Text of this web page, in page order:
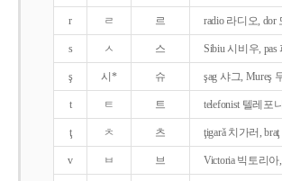
r ㄹ 르 radio 라디오, dor
s ㅅ 스 Sibiu 시비우, pas
ş 시* 슈 şag 샤그, Mureş
t ㅌ 트 telefonist 텔레포
ţ ㅊ 츠 ţigarǎ 치가러,
v ㅂ 브 Victoria 빅토리